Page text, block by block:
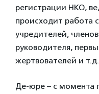
регистрации НКО,
происходит работа
учредителей,
руководителя,
жертвователей и т.д.
Де-юре – с момента